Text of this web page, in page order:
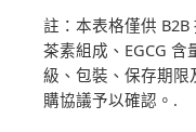
註：本表格僅供
茶素組成、EGCG
級、包裝、保存期限
購協議予以確認。.